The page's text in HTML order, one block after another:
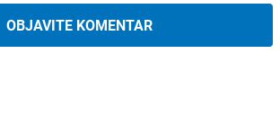
OBJAVITE KOMENTAR